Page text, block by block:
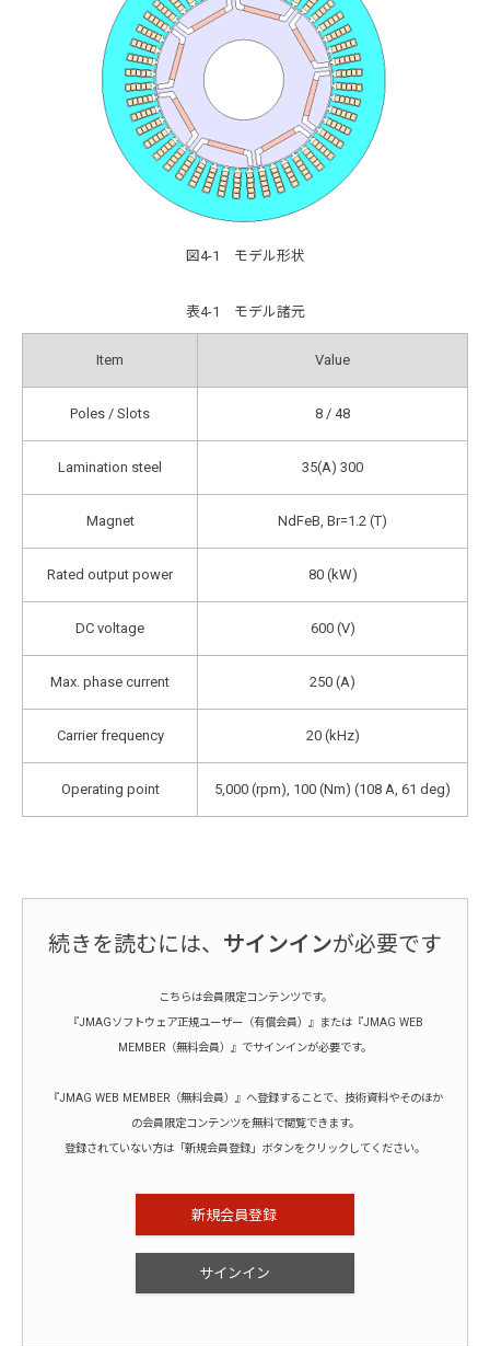
図4-1 モデル形状
表4-1 モデル諸元
Item Value
Poles / Slots 8 / 48
Lamination steel 35(A) 300
Magnet NdFeB, Br=1.2 (T)
Rated output power 80 (kW)
DC voltage 600 (V)
Max. phase current 250 (A)
Carrier frequency 20 (kHz)
Operating point 5,000 (rpm), 100 (Nm) (108 A, 61 deg)
続きを読むには、 サインインが必要です
こちらは会員限定コンテンツです。
『JMAGソフトウェア正規ユーザー（有償会員）』または『JMAG WEB
MEMBER（無料会員）』でサインインが必要です。
『JMAG WEB MEMBER（無料会員）』へ登録することで、技術資料やそのほか
の会員限定コンテンツを無料で閲覧できます。
登録されていない方は「新規会員登録」ボタンをクリックしてください。
新規会員登録
サインイン